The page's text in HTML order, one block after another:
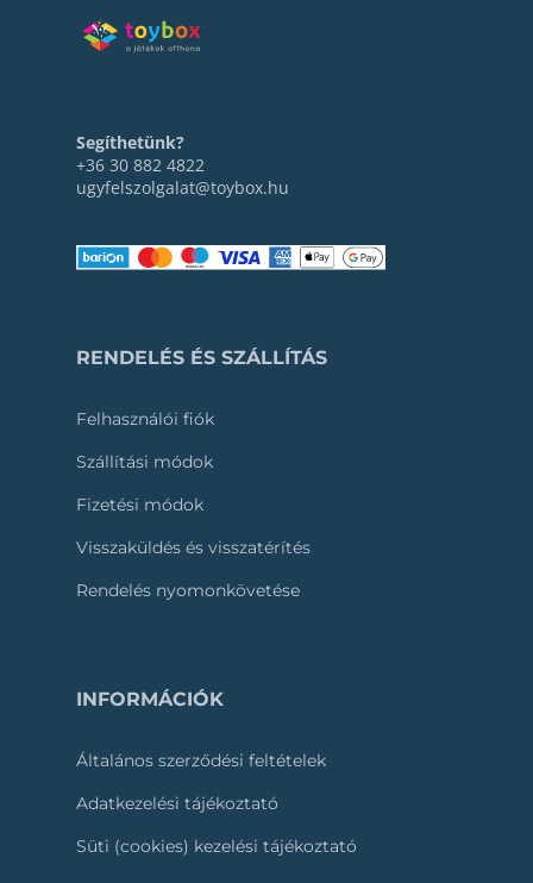
Segíthetünk?
+36 30 882 4822
ugyfelszolgalat@toybox.hu
RENDELÉS ÉS SZÁLLÍTÁS
Felhasználói fiók
Szállítási módok
Fizetési módok
Visszaküldés és visszatérítés
Rendelés nyomonkövetése
INFORMÁCIÓK
Általános szerződési feltételek
Adatkezelési tájékoztató
Süti (cookies) kezelési tájékoztató